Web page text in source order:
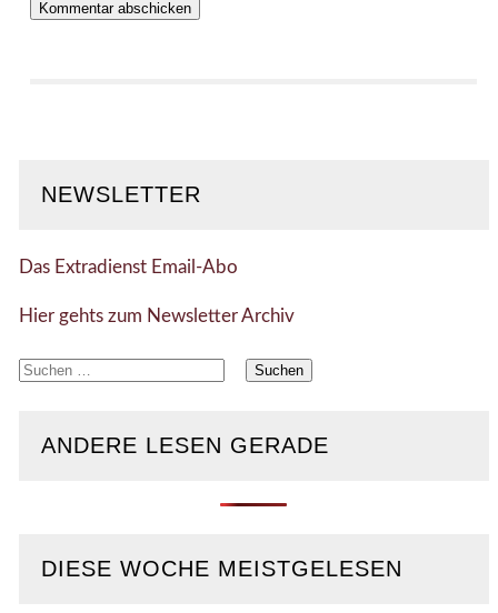
NEWSLETTER
Das Extradienst Email-Abo
Hier gehts zum Newsletter Archiv
Suchen
ANDERE LESEN GERADE
DIESE WOCHE MEISTGELESEN